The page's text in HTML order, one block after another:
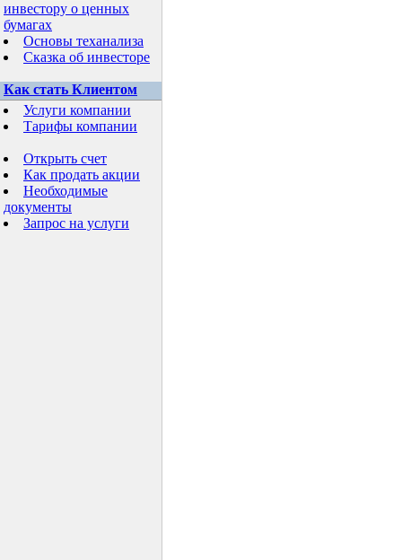
инвестору о ценных
бумагах
Основы теханализа
Сказка об инвесторе
Как стать Клиентом
Услуги компании
Тарифы компании
Открыть счет
Как продать акции
Необходимые
документы
Запрос на услуги